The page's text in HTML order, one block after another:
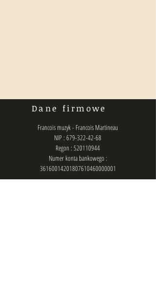
Dane firmowe
Francois muzyk - Francois Martineau
NIP : 679-322-42-68
Regon : 520110944
Numer konta bankowego :
36160014201807610460000001